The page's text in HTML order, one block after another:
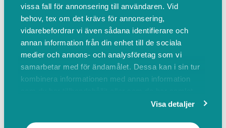
vissa fall för annonsering till användaren. Vid
behov, tex om det krävs för annonsering,
vidarebefordrar vi även sådana identifierare och
annan information från din enhet till de sociala
medier och annons- och analysföretag som vi
samarbetar med för ändamålet. Dessa kan i sin tur
kombinera informationen med annan information
Visa detaljer
Leverantörer Events
Sortera på